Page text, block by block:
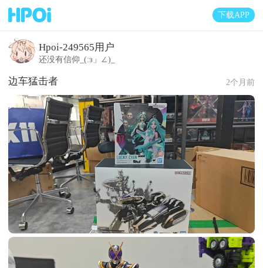
下载APP
Hpoi-249565用户
还没有信仰_(:з」∠)_
边车猛击者 2个月前